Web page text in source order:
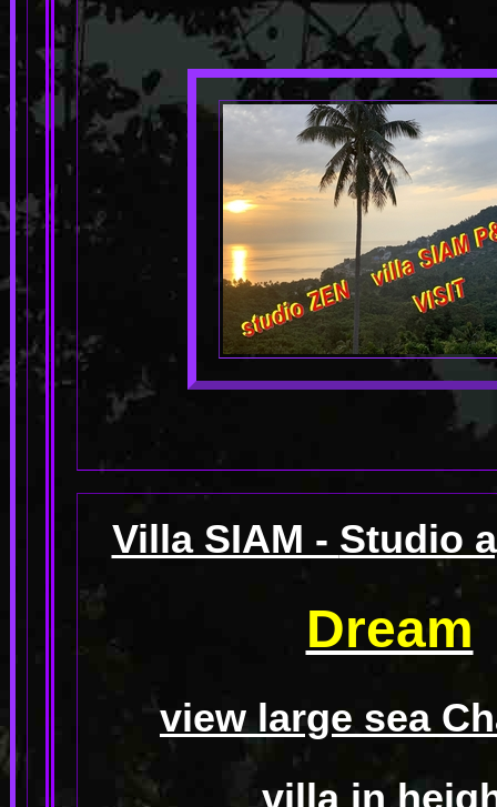
Villa SIAM - Studio
Dream
view large sea
villa in